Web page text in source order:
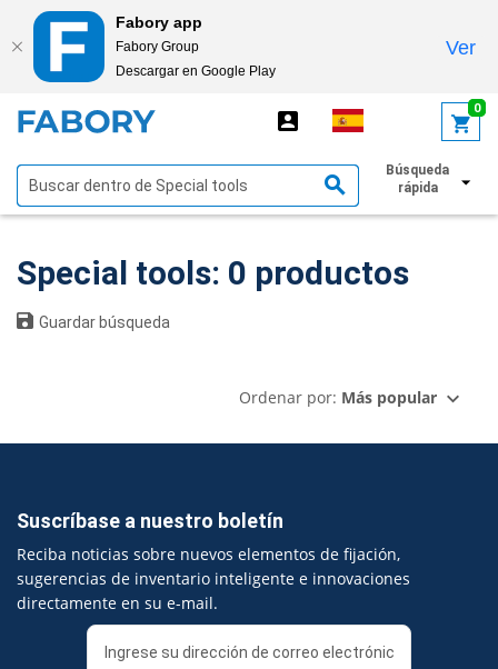
Fabory app
Fabory Group
Descargar en Google Play
Ver
0
Búsqueda
rápida
Mostrar filtros
Special tools: 0 productos
Guardar búsqueda
Ordenar por: Más popular
Suscríbase a nuestro boletín
Reciba noticias sobre nuevos elementos de fijación,
sugerencias de inventario inteligente e innovaciones
directamente en su e-mail.